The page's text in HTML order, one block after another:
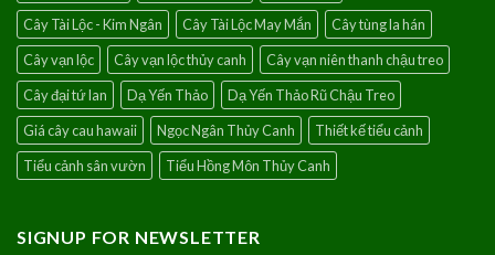
Cây Tài Lộc - Kim Ngân
Cây Tài Lộc May Mắn
Cây tùng la hán
Cây vạn lộc
Cây vạn lộc thủy canh
Cây vạn niên thanh chậu treo
Cây đại tứ lan
Dạ Yến Thảo
Dạ Yến Thảo Rũ Chậu Treo
Giá cây cau hawaii
Ngọc Ngân Thủy Canh
Thiết kế tiểu cảnh
Tiểu cảnh sân vườn
Tiểu Hồng Môn Thủy Canh
SIGNUP FOR NEWSLETTER